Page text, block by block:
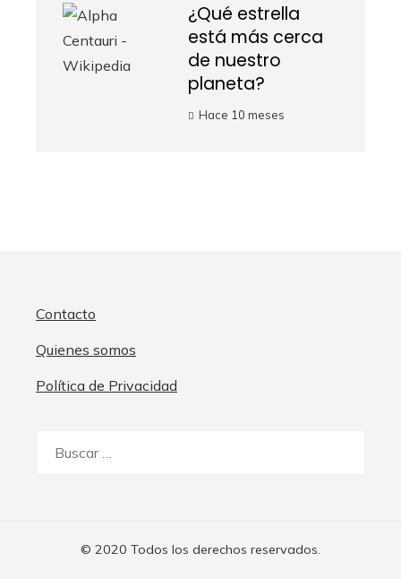
¿Qué estrella
está más cerca
de nuestro
planeta?
Hace 10 meses
Contacto
Quienes somos
Política de Privacidad
© 2020 Todos los derechos reservados.